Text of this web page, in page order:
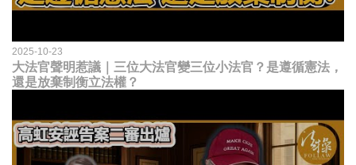
2025-10-23
大法官聲明惹議｜三位大法官變三位小法官？是遵循憲法，
還是放棄制衡立法權？